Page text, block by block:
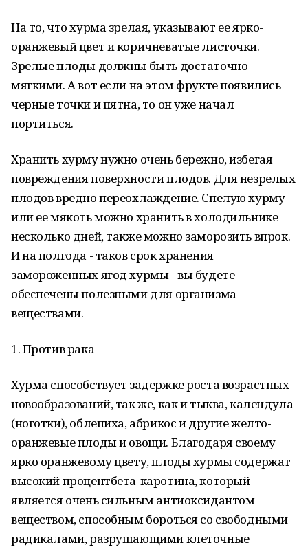
На то, что хурма зрелая, указывают ее ярко-
оранжевый цвет и коричневатые листочки.
Зрелые плоды должны быть достаточно
мягкими. А вот если на этом фрукте появились
черные точки и пятна, то он уже начал
портиться.
Хранить хурму нужно очень бережно, избегая
повреждения поверхности плодов. Для незрелых
плодов вредно переохлаждение. Спелую хурму
или ее мякоть можно хранить в холодильнике
несколько дней, также можно заморозить впрок.
И на полгода - таков срок хранения
замороженных ягод хурмы - вы будете
обеспечены полезными для организма
веществами.
1. Против рака
Хурма способствует задержке роста возрастных
новообразований, так же, как и тыква, календула
(ноготки), облепиха, абрикос и другие желто-
оранжевые плоды и овощи. Благодаря своему
ярко оранжевому цвету, плоды хурмы содержат
высокий процентбета-каротина, который
является очень сильным антиоксидантом
веществом, способным бороться со свободными
радикалами, разрушающими клеточные